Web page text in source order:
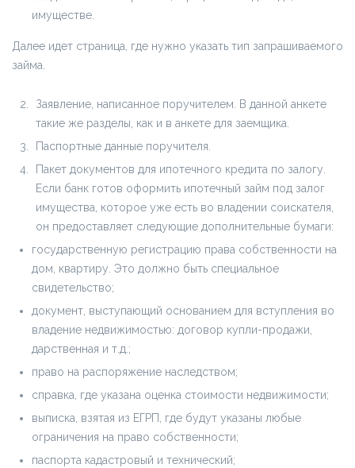
имуществе.
Далее идет страница, где нужно указать тип запрашиваемого
займа.
Заявление, написанное поручителем. В данной анкете
такие же разделы, как и в анкете для заемщика.
Паспортные данные поручителя.
Пакет документов для ипотечного кредита по залогу.
Если банк готов оформить ипотечный займ под залог
имущества, которое уже есть во владении соискателя,
он предоставляет следующие дополнительные бумаги:
государственную регистрацию права собственности на
дом, квартиру. Это должно быть специальное
свидетельство;
документ, выступающий основанием для вступления во
владение недвижимостью: договор купли-продажи,
дарственная и т.д.;
право на распоряжение наследством;
справка, где указана оценка стоимости недвижимости;
выписка, взятая из ЕГРП, где будут указаны любые
ограничения на право собственности;
паспорта кадастровый и технический;